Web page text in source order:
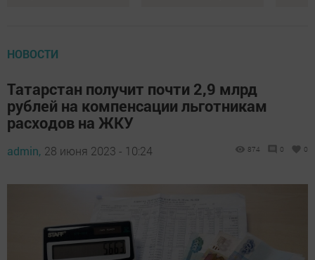
НОВОСТИ
Татарстан получит почти 2,9 млрд
рублей на компенсации льготникам
расходов на ЖКУ
admin, 28 июня 2023 - 10:24 874 0 0